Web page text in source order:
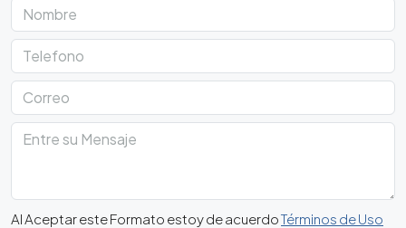
Al Aceptar este Formato estoy de acuerdoTérminos de Uso